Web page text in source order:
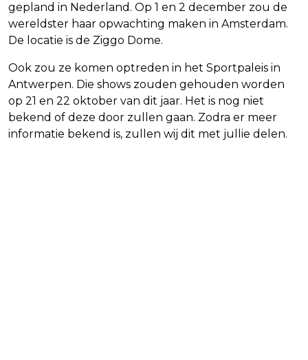
gepland in Nederland. Op 1 en 2 december zou de
wereldster haar opwachting maken in Amsterdam.
De locatie is de Ziggo Dome.
Ook zou ze komen optreden in het Sportpaleis in
Antwerpen. Die shows zouden gehouden worden
op 21 en 22 oktober van dit jaar. Het is nog niet
bekend of deze door zullen gaan. Zodra er meer
informatie bekend is, zullen wij dit met jullie delen.